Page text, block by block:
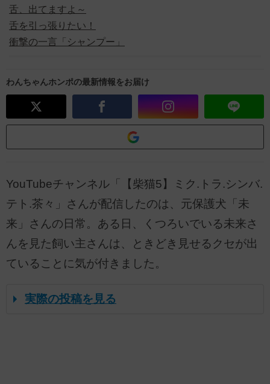
舌、出てますよ～
舌を引っ張りたい！
衝撃の一言「シャンプー」
わんちゃんホンポの最新情報をお届け
YouTubeチャンネル「【柴猫5】ミク.トラ.シンバ.
テト.茶々」さんが配信したのは、元保護犬「未
来」さんの日常。ある日、くつろいでいる未来さ
んを見た飼い主さんは、ときどき見せるクセが出
ていることに気が付きました。
実際の投稿を見る